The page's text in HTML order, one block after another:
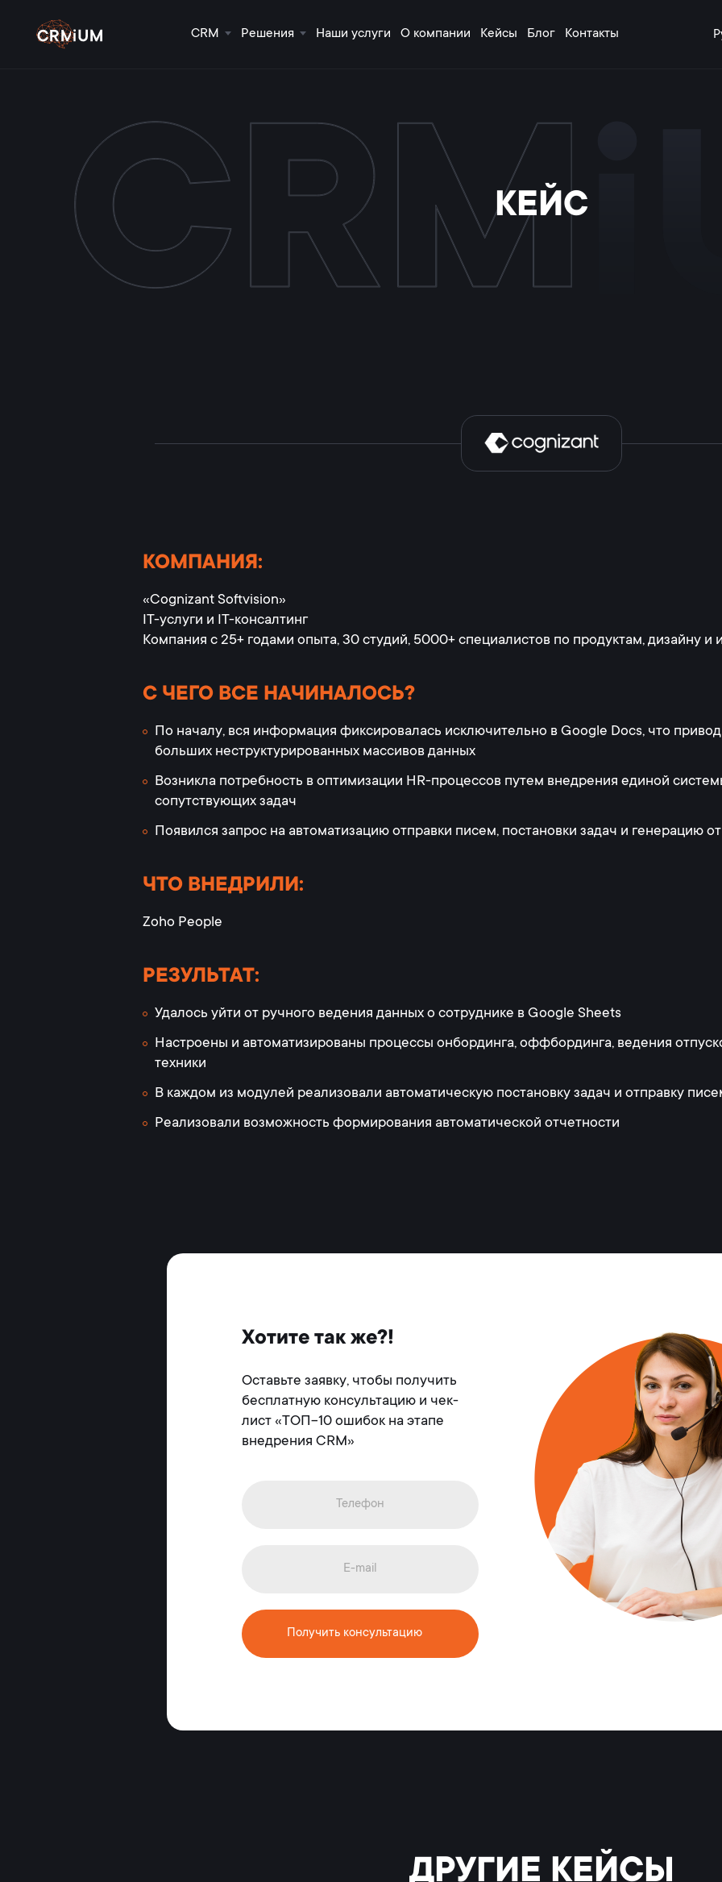
CRM Решения Наши услуги О компании Кейсы Блог Контакты
КЕЙС
КОМПАНИЯ:
«Cognizant Softvision»
IТ-услуги и IТ-консалтинг
Компания с 25+ годами опыта, 30 студий, 5000+ специалистов по продуктам, дизайну и
С ЧЕГО ВСЕ НАЧИНАЛОСЬ?
По началу, вся информация фиксировалась исключительно в Google Docs, что
больших неструктурированных массивов данных
Возникла потребность в оптимизации HR-процессов путем внедрения единой
сопутствующих задач
Появился запрос на автоматизацию отправки писем, постановки задач и генерацию
ЧТО ВНЕДРИЛИ:
Zoho People
РЕЗУЛЬТАТ:
Удалось уйти от ручного ведения данных о сотруднике в Google Sheets
Настроены и автоматизированы процессы онбординга, оффбординга, ведения
техники
В каждом из модулей реализовали автоматическую постановку задач и отправку
Реализовали возможность формирования автоматической отчетности
Хотите так же?!
Оставьте заявку, чтобы получить
бесплатную консультацию и чек-
лист «ТОП-10 ошибок на этапе
внедрения CRM»
Получить консультацию
ДРУГИЕ КЕЙСЫ